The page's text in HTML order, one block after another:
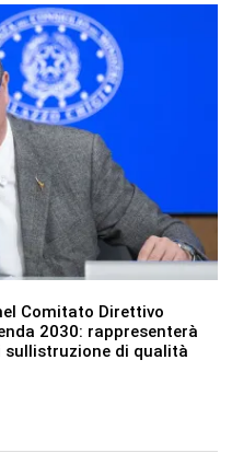
Comitato Direttivo
2030: rappresenterà
sullistruzione di qualità